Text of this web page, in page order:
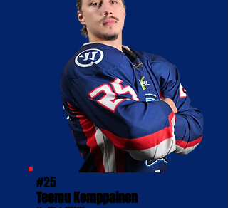
#25
Teemu Kemppainen